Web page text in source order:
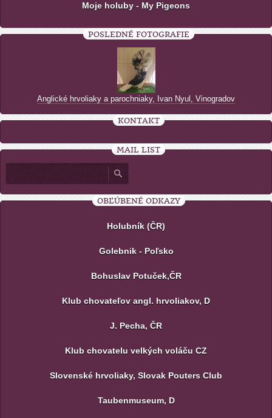
Moje holuby - My Pigeons
POSLEDNÉ FOTOGRAFIE
Anglické hrvoliaky a parochniaky, Ivan Nyul, Vinogradov
KONTAKT
MAIL LIST
OBĽÚBENÉ ODKAZY
Holubník (ČR)
Golebnik - Poľsko
Bohuslav Potuček,ČR
Klub chovateľov angl. hrvoliakov, D
J. Pecha, ČR
Klub chovatelu velkých voláču CZ
Slovenské hrvoliaky, Slovak Pouters Club
Taubenmuseum, D